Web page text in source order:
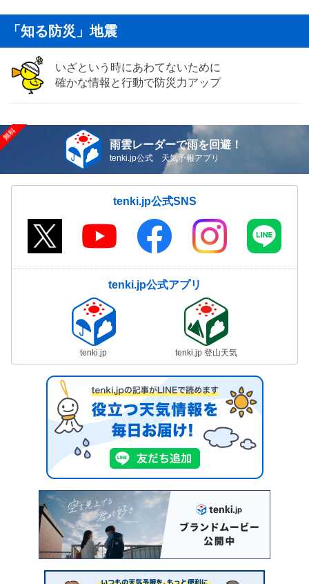
「知る防災」地震
いざという時にあわてないために
確かな情報と行動で防災力アップ
雨雲レーダーで雨を回避！
tenki.jp公式 天気予報アプリ
tenki.jp公式SNS
tenki.jp公式アプリ
tenki.jp tenki.jp 登山天気